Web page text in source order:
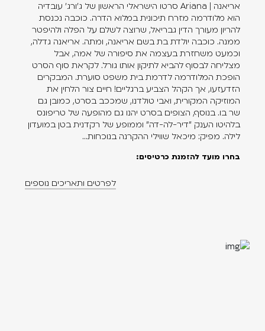
אריאנה | Ariana סרטו הישראלי הראשון של ג'ורג' עובדיה
הוא מלודרמה מזרח תיכונית במלוא הדרה. כוכבה נכנסת
להריון מעורך הדין גבריאל, שרוצה לשלם על הפלה ולהיפטר
ממנה. כוכבה יולדת בת בשם אריאנה, ומתה. אריאנה גדלה,
וכמעט משחזרת בעצמה את סיפורה של אמה, אבל
מצליחה לבסוף להביא לתיקון אותו גורל. לקראת סוף הסרט
הופכת המלודרמה לדרמת בית משפט סוערת. המבקרים
הזדעזעו, אך הקהל הצביע ברגליים! חיים צור הלחין את
המוזיקה המקורית, ואבי טולדנו, שמככב בסרט, כמובן גם
שר בו. בנוסף, הצופים בסרט יהנו גם מהופעה של טריפונס
בלהיטו הענק "דיר-לה-דה" וממופע של רקדנית בטן במועדון
לילה. מפיק: מיכאל שווילי ההקרנה בנוכחות...
בחרו מועד להזמנת כרטיסים:
לפרטים ותאריכים נוספים